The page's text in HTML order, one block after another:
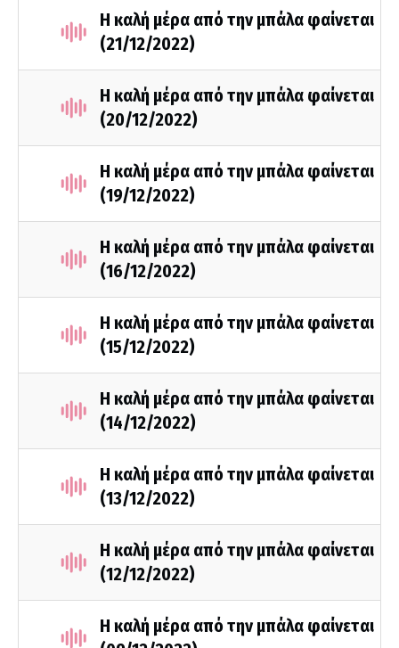
Η καλή μέρα από την μπάλα φαίνεται
(21/12/2022)
Η καλή μέρα από την μπάλα φαίνεται
(20/12/2022)
Η καλή μέρα από την μπάλα φαίνεται
(19/12/2022)
Η καλή μέρα από την μπάλα φαίνεται
(16/12/2022)
Η καλή μέρα από την μπάλα φαίνεται
(15/12/2022)
Η καλή μέρα από την μπάλα φαίνεται
(14/12/2022)
Η καλή μέρα από την μπάλα φαίνεται
(13/12/2022)
Η καλή μέρα από την μπάλα φαίνεται
(12/12/2022)
Η καλή μέρα από την μπάλα φαίνεται